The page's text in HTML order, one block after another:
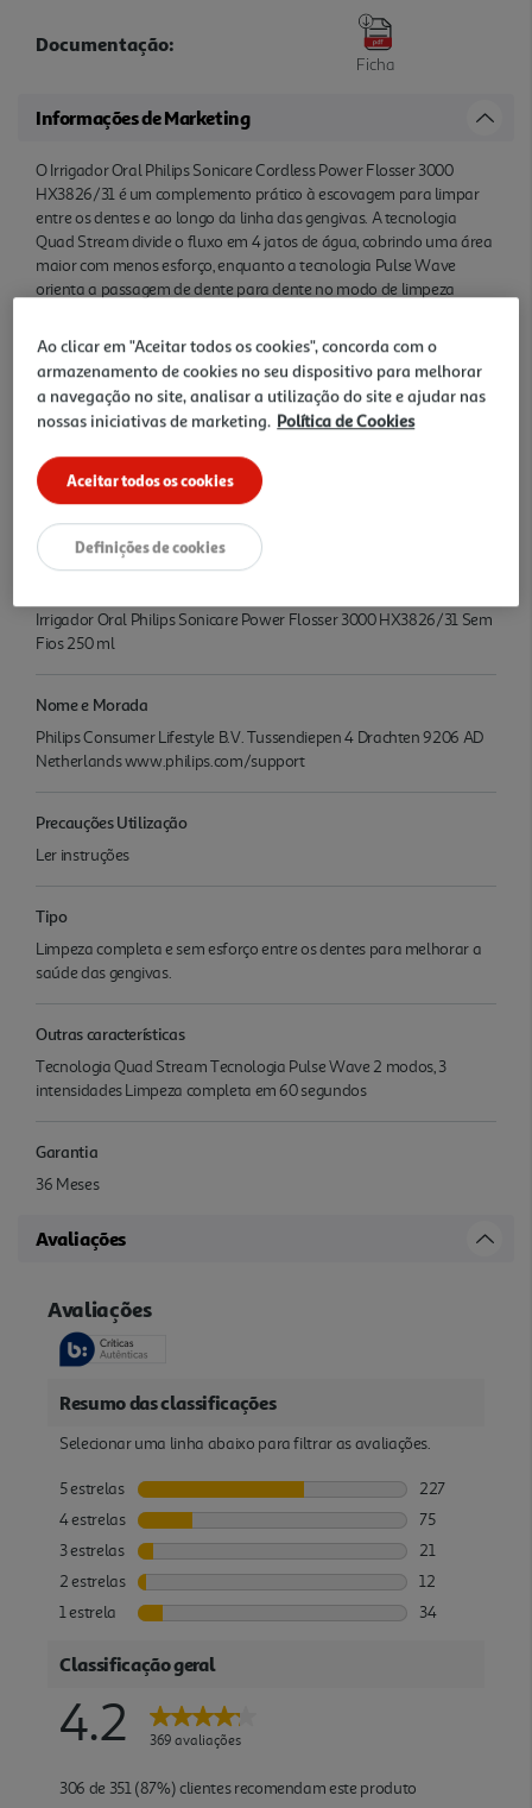
Documentação:
Ficha
Informações de Marketing
O Irrigador Oral Philips Sonicare Cordless Power Flosser 3000
HX3826/31 é um complemento prático à escovagem para limpar
entre os dentes e ao longo da linha das gengivas. A tecnologia
Quad Stream divide o fluxo em 4 jatos de água, cobrindo uma área
maior com menos esforço, enquanto a tecnologia Pulse Wave
orienta a passagem de dente para dente no modo de limpeza
limpeza à sensibilidade e à rotina de cada utilizador. O reservatório
de 250 ml oferece capacidade para uma limpeza completa em 60
segundos, e o formato sem fios dá mais liberdade de movimentos
junto ao lavatório. Inclui carregamento rápido universal por cabo
USB-A, indicador de bateria e pontas F1 Standard e F3 Quad
Stream, facilitando uma utilização simples, eficaz e confortável no
cuidado oral diário.
Características
Irrigador Oral Philips Sonicare Power Flosser 3000 HX3826/31 Sem
Fios 250 ml
Nome e Morada
Philips Consumer Lifestyle B.V. Tussendiepen 4 Drachten 9206 AD
Netherlands www.philips.com/support
Precauções Utilização
Ler instruções
Tipo
Limpeza completa e sem esforço entre os dentes para melhorar a
saúde das gengivas.
Outras características
Tecnologia Quad Stream Tecnologia Pulse Wave 2 modos, 3
intensidades Limpeza completa em 60 segundos
Garantia
36 Meses
Avaliações
Ao clicar em "Aceitar todos os cookies", concorda com o
armazenamento de cookies no seu dispositivo para melhorar
a navegação no site, analisar a utilização do site e ajudar nas
nossas iniciativas de marketing. Política de Cookies
Aceitar todos os cookies
Definições de cookies